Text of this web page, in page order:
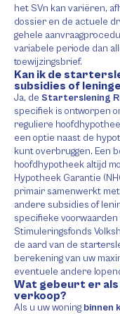
het SVn kan variëren,
dossier en de actuele
gehele
variabele periode dan
toewijzingsbrief.
Kan ik de
subsidies of
Ja, de Starterslening
specifiek is ontworpen
reguliere
een optie naast de
kunt overbruggen. Een
hoofdhypotheek altijd
Hypotheek Garantie
primair samenwerkt
andere subsidies of
specifieke
Stimuleringsfonds
de aard van de
berekening van uw
eventuele andere
Wat gebeurt er als
verkoop?
Als u uw woning binnen